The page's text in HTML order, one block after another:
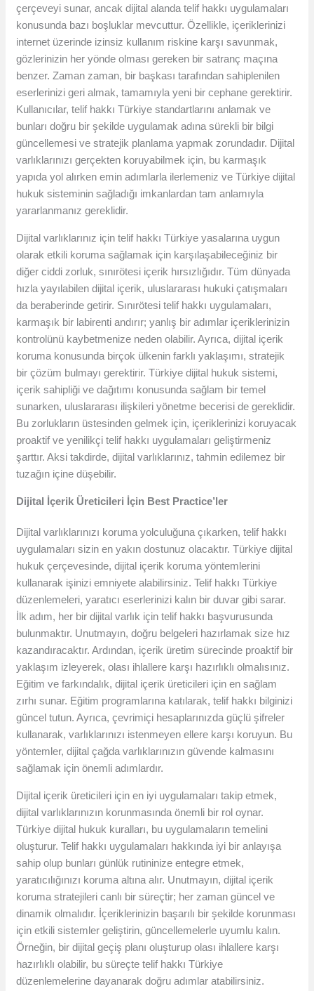
çerçeveyi sunar, ancak dijital alanda telif hakkı uygulamaları
konusunda bazı boşluklar mevcuttur. Özellikle, içeriklerinizi
internet üzerinde izinsiz kullanım riskine karşı savunmak,
gözlerinizin her yönde olması gereken bir satranç maçına
benzer. Zaman zaman, bir başkası tarafından sahiplenilen
eserlerinizi geri almak, tamamıyla yeni bir cephane gerektirir.
Kullanıcılar, telif hakkı Türkiye standartlarını anlamak ve
bunları doğru bir şekilde uygulamak adına sürekli bir bilgi
güncellemesi ve stratejik planlama yapmak zorundadır. Dijital
varlıklarınızı gerçekten koruyabilmek için, bu karmaşık
yapıda yol alırken emin adımlarla ilerlemeniz ve Türkiye dijital
hukuk sisteminin sağladığı imkanlardan tam anlamıyla
yararlanmanız gereklidir.
Dijital varlıklarınız için telif hakkı Türkiye yasalarına uygun
olarak etkili koruma sağlamak için karşılaşabileceğiniz bir
diğer ciddi zorluk, sınırötesi içerik hırsızlığıdır. Tüm dünyada
hızla yayılabilen dijital içerik, uluslararası hukuki çatışmaları
da beraberinde getirir. Sınırötesi telif hakkı uygulamaları,
karmaşık bir labirenti andırır; yanlış bir adımlar içeriklerinizin
kontrolünü kaybetmenize neden olabilir. Ayrıca, dijital içerik
koruma konusunda birçok ülkenin farklı yaklaşımı, stratejik
bir çözüm bulmayı gerektirir. Türkiye dijital hukuk sistemi,
içerik sahipliği ve dağıtımı konusunda sağlam bir temel
sunarken, uluslararası ilişkileri yönetme becerisi de gereklidir.
Bu zorlukların üstesinden gelmek için, içeriklerinizi koruyacak
proaktif ve yenilikçi telif hakkı uygulamaları geliştirmeniz
şarttır. Aksi takdirde, dijital varlıklarınız, tahmin edilemez bir
tuzağın içine düşebilir.
Dijital İçerik Üreticileri İçin Best Practice’ler
Dijital varlıklarınızı koruma yolculuğuna çıkarken, telif hakkı
uygulamaları sizin en yakın dostunuz olacaktır. Türkiye dijital
hukuk çerçevesinde, dijital içerik koruma yöntemlerini
kullanarak işinizi emniyete alabilirsiniz. Telif hakkı Türkiye
düzenlemeleri, yaratıcı eserlerinizi kalın bir duvar gibi sarar.
İlk adım, her bir dijital varlık için telif hakkı başvurusunda
bulunmaktır. Unutmayın, doğru belgeleri hazırlamak size hız
kazandıracaktır. Ardından, içerik üretim sürecinde proaktif bir
yaklaşım izleyerek, olası ihlallere karşı hazırlıklı olmalısınız.
Eğitim ve farkındalık, dijital içerik üreticileri için en sağlam
zırhı sunar. Eğitim programlarına katılarak, telif hakkı bilginizi
güncel tutun. Ayrıca, çevrimiçi hesaplarınızda güçlü şifreler
kullanarak, varlıklarınızı istenmeyen ellere karşı koruyun. Bu
yöntemler, dijital çağda varlıklarınızın güvende kalmasını
sağlamak için önemli adımlardır.
Dijital içerik üreticileri için en iyi uygulamaları takip etmek,
dijital varlıklarınızın korunmasında önemli bir rol oynar.
Türkiye dijital hukuk kuralları, bu uygulamaların temelini
oluşturur. Telif hakkı uygulamaları hakkında iyi bir anlayışa
sahip olup bunları günlük rutininize entegre etmek,
yaratıcılığınızı koruma altına alır. Unutmayın, dijital içerik
koruma stratejileri canlı bir süreçtir; her zaman güncel ve
dinamik olmalıdır. İçeriklerinizin başarılı bir şekilde korunması
için etkili sistemler geliştirin, güncellemelerle uyumlu kalın.
Örneğin, bir dijital geçiş planı oluşturup olası ihlallere karşı
hazırlıklı olabilir, bu süreçte telif hakkı Türkiye
düzenlemelerine dayanarak doğru adımlar atabilirsiniz.